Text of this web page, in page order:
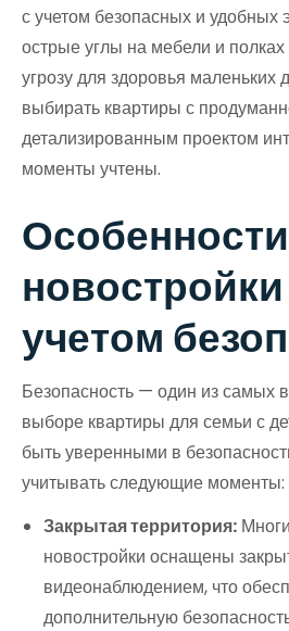
с учетом безопасных и
острые углы на мебели и полках
угрозу для здоровья маленьких
выбирать квартиры с
детализированным проектом
моменты учтены.
учетом
Безопасность — один из самых
выборе квартиры для семьи с
быть уверенными в
учитывать следующие моменты:
Закрытая территория:
новостройки оснащены
видеонаблюдением, что
дополнительную